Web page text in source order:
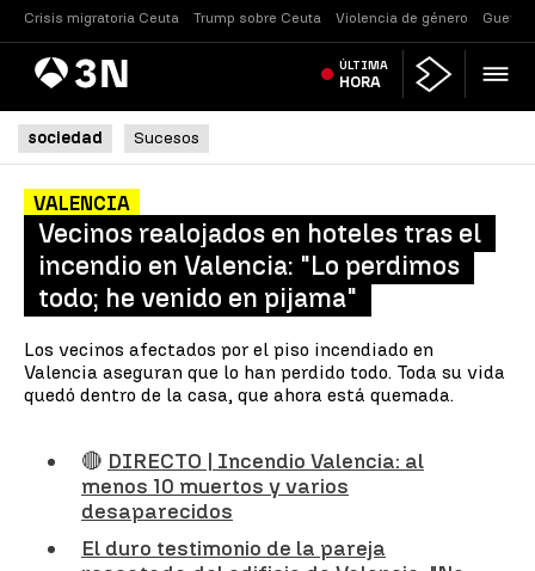
Crisis migratoria Ceuta Trump sobre Ceuta Violencia de género Guerra
AntenaNoticias ÚLTIMA
HORA
sociedad Sucesos
VALENCIA
Vecinos realojados en hoteles tras el
incendio en Valencia: "Lo perdimos
todo; he venido en pijama"
Los vecinos afectados por el piso incendiado en
Valencia aseguran que lo han perdido todo. Toda su vida
quedó dentro de la casa, que ahora está quemada.
🔴 DIRECTO | Incendio Valencia: al
menos 10 muertos y varios
desaparecidos
El duro testimonio de la pareja